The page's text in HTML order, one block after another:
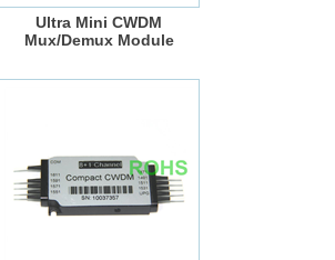
Ultra Mini CWDM
Mux/Demux Module